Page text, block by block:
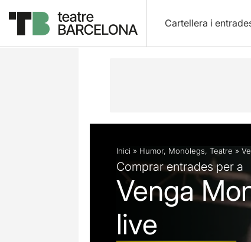
Cartellera i
Descripció Fitxa artística
Inici » Humor, Monòlegs, Teatre »
Comprar entrades per a
Venga
live